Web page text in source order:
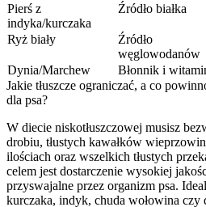
Pierś z
indyka/kurczaka
Źródło białka
Ryż biały
Źródło
węglowodanów
Dynia/Marchew Błonnik i
Jakie tłuszcze ograniczać, a co
dla psa?
W diecie niskotłuszczowej musisz
drobiu, tłustych kawałków
ilościach oraz wszelkich tłustych
celem jest dostarczenie wysokiej
przyswajalne przez organizm psa.
kurczaka, indyk, chuda wołowina czy